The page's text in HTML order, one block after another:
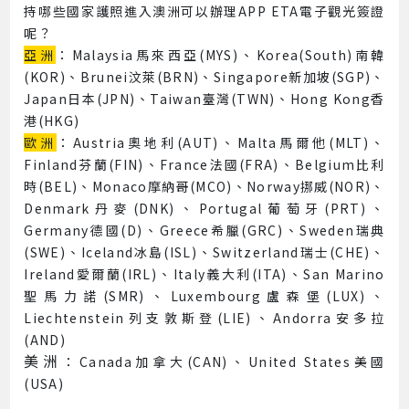
持哪些國家護照進入澳洲可以辦理APP ETA電子觀光簽證
呢？
亞洲 ：Malaysia馬來西亞(MYS)、Korea(South)南韓
(KOR)、Brunei汶萊(BRN)、Singapore新加坡(SGP)、
Japan日本(JPN)、Taiwan臺灣(TWN)、Hong Kong香
港(HKG)
歐洲 ：Austria奧地利(AUT)、Malta馬爾他(MLT)、
Finland芬蘭(FIN)、France法國(FRA)、Belgium比利
時(BEL)、Monaco摩納哥(MCO)、Norway挪威(NOR)、
Denmark丹麥(DNK)、Portugal葡萄牙(PRT)、
Germany德國(D)、Greece希臘(GRC)、Sweden瑞典
(SWE)、Iceland冰島(ISL)、Switzerland瑞士(CHE)、
Ireland愛爾蘭(IRL)、Italy義大利(ITA)、San Marino
聖馬力諾(SMR)、Luxembourg盧森堡(LUX)、
Liechtenstein列支敦斯登(LIE)、Andorra安多拉
(AND)
美洲 ：Canada加拿大(CAN)、United States美國
(USA)